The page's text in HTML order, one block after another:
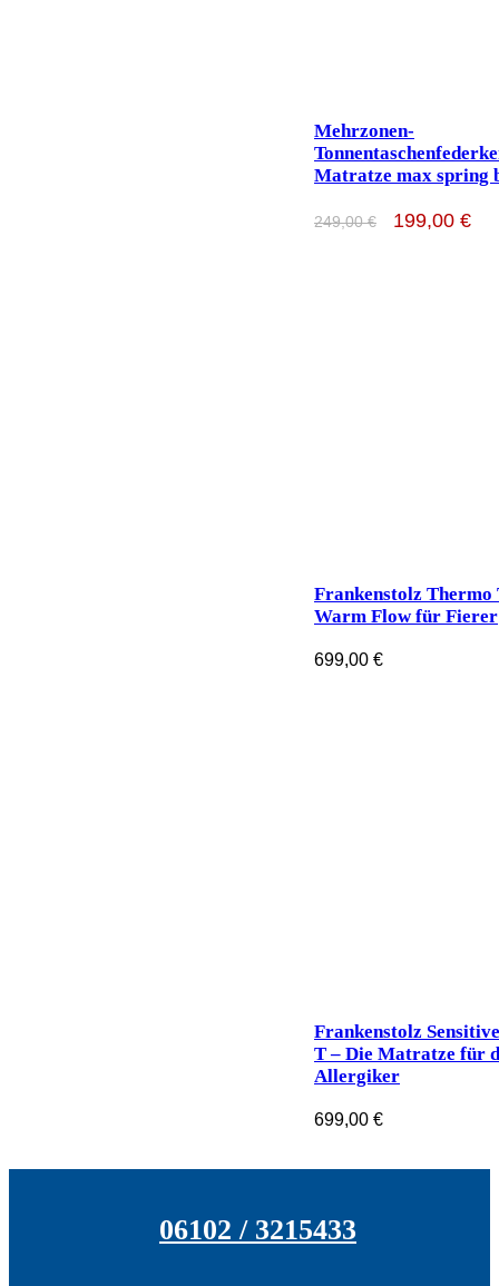
Mehrzonen-
Matratze max spring
249,00€ 199,00 €
Frankenstolz Thermo
Warm Flow für Fierer
699,00 €
Frankenstolz
T – Die Matratze für
Allergiker
699,00 €
06102 / 3215433